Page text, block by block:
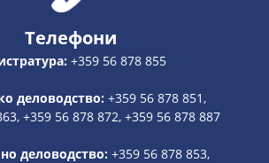
Телефони
+359 56 878 855
деловодство: +359 56 878 851,
+359 56 878 872, +359 56 878 887
деловодство: +359 56 878 853,